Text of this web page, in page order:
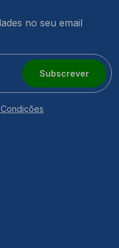
no seu email
Subscrever